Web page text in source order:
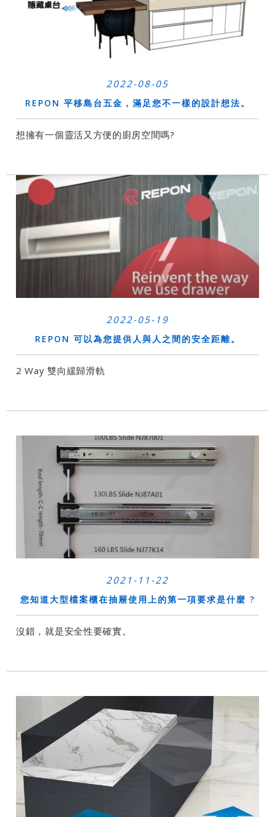
2022-08-05
REPON 平移島台五金，滿足您不一樣的設計想法。
想擁有一個靈活又方便的廚房空間嗎?
2022-05-19
REPON 可以為您提供人與人之間的安全距離。
2 Way 雙向緩歸滑軌
2021-11-22
您知道大型檔案櫃在抽屜使用上的第一項要求是什麼 ?
沒錯，就是安全性要確實。